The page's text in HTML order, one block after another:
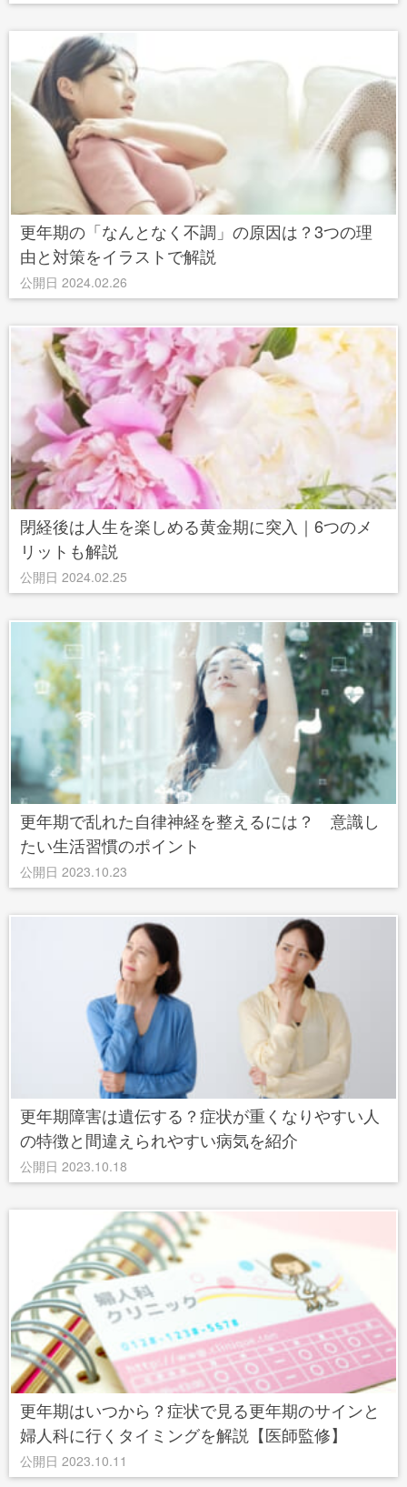
更年期の「なんとなく不調」の原因は？3つの理
由と対策をイラストで解説
公開日 2024.02.26
閉経後は人生を楽しめる黄金期に突入｜6つのメ
リットも解説
公開日 2024.02.25
更年期で乱れた自律神経を整えるには？ 意識し
たい生活習慣のポイント
公開日 2023.10.23
更年期障害は遺伝する？症状が重くなりやすい人
の特徴と間違えられやすい病気を紹介
公開日 2023.10.18
更年期はいつから？症状で見る更年期のサインと
婦人科に行くタイミングを解説【医師監修】
公開日 2023.10.11